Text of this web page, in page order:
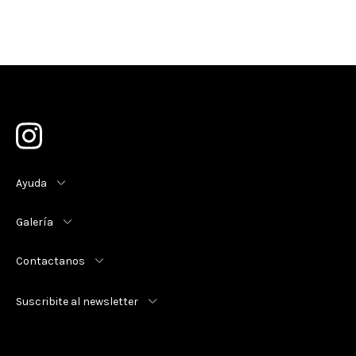
Ayuda
Galería
Contactanos
Suscribite al newsletter